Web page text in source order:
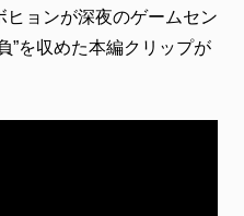
ヒョンが深夜のゲームセン
”を収めた本編クリップが